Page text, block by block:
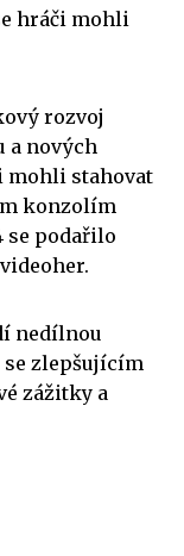
hráči mohli
rozvoj
a nových
mohli stahovat
konzolím
se podařilo
nedílnou
se zlepšujícím
zážitky a